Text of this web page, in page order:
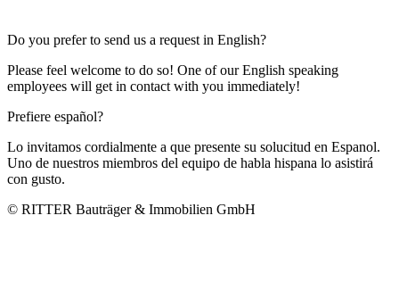
Do you prefer to send us a request in English?
Please feel welcome to do so! One of our English speaking
employees will get in contact with you immediately!
Prefiere español?
Lo invitamos cordialmente a que presente su solucitud en Espanol.
Uno de nuestros miembros del equipo de habla hispana lo asistirá
con gusto.
© RITTER Bauträger & Immobilien GmbH